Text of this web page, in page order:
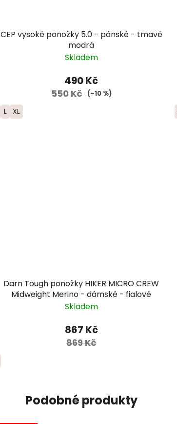
CEP vysoké ponožky 5.0 - pánské - tmavě
modrá
Skladem
490 Kč
550 Kč (–10 %)
L XL
Darn Tough ponožky HIKER MICRO CREW
Midweight Merino - dámské - fialové
Skladem
867 Kč
869 Kč
Podobné produkty